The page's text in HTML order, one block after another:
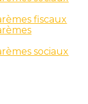
fiscaux
sociaux